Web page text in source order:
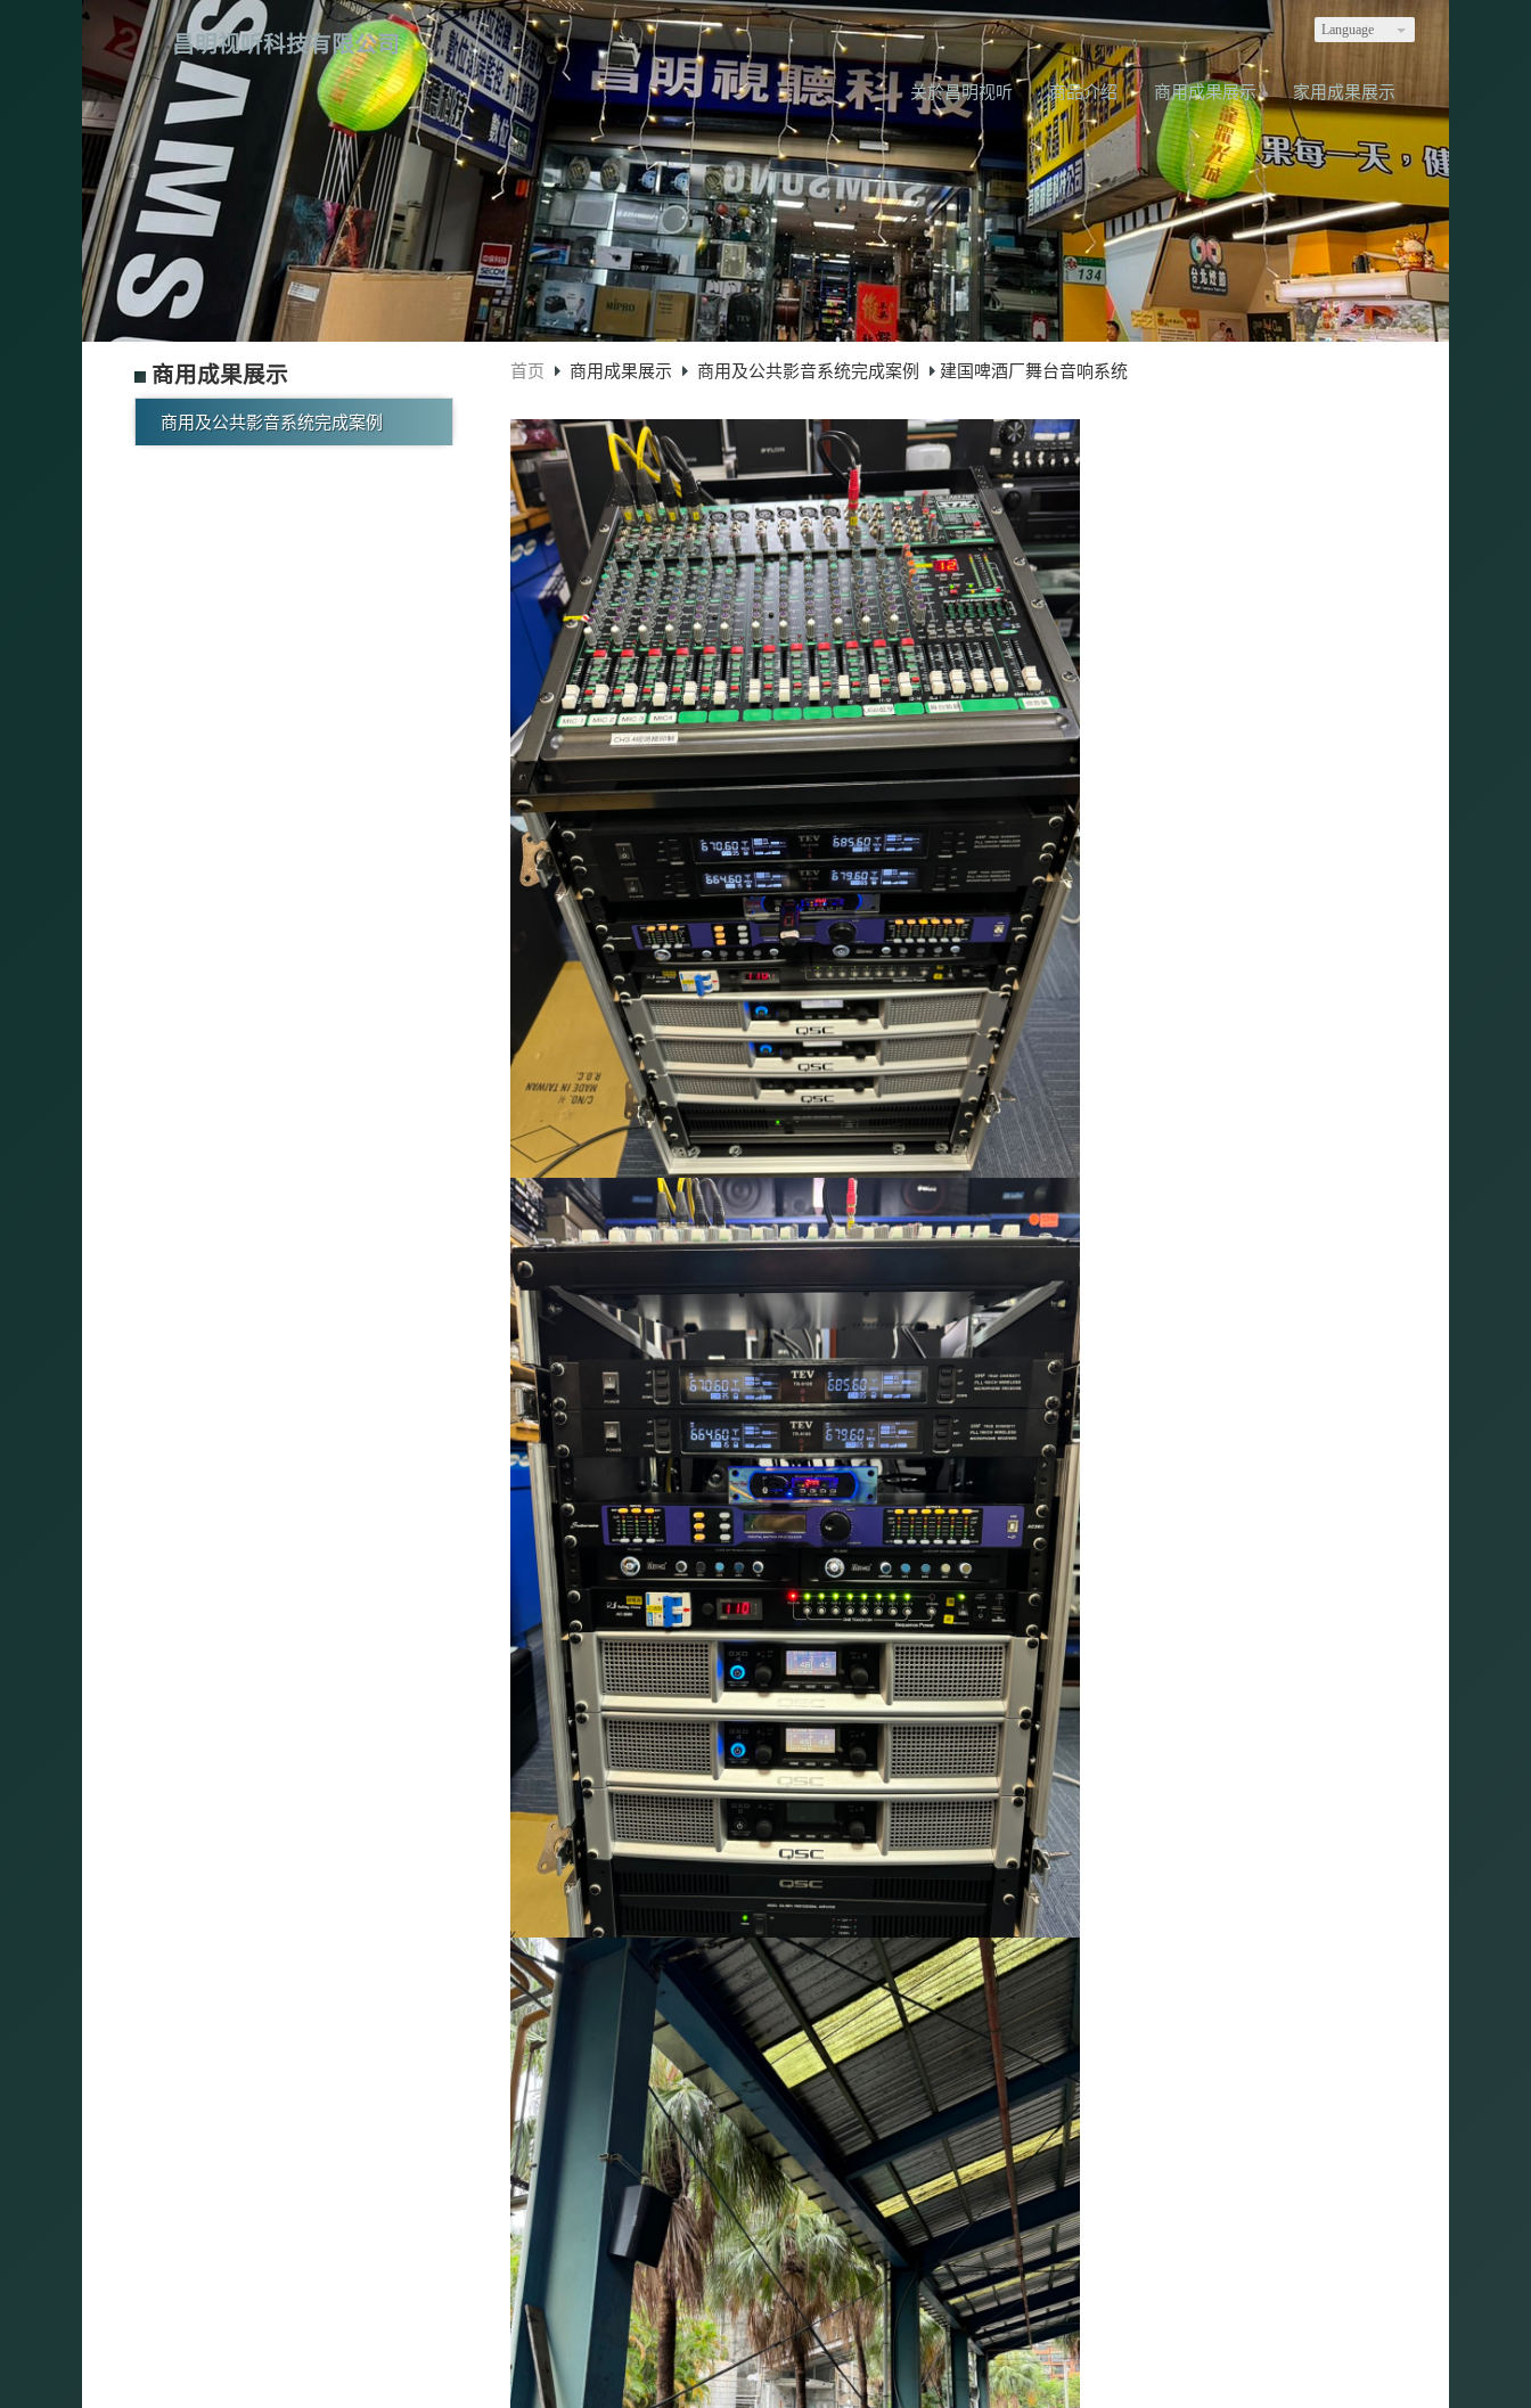
Language
昌明视听科技有限公司
关於昌明视听 商品介绍 商用成果展示 家用成果展示
商用成果展示
商用及公共影音系统完成案例
首页 商用成果展示 商用及公共影音系统完成案例 建国啤酒厂舞台音响系统